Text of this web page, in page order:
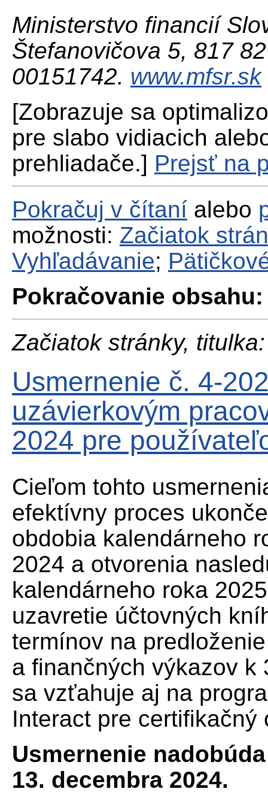
Ministerstvo financií
Štefanovičova 5, 817
00151742. www.mfsr.sk
[Zobrazuje sa
pre slabo vidiacich
prehliadače.] Prejsť na
Pokračuj v čítaní alebo
možnosti: Začiatok
Vyhľadávanie;
Pokračovanie obsahu:
Začiatok stránky, titulka:
Usmernenie č. 4-
uzávierkovým
2024 pre
Cieľom tohto
efektívny proces
obdobia kalendárneho
2024 a otvorenia
kalendárneho roka
uzavretie účtovných
termínov na
a finančných výkazov k
sa vzťahuje aj na
Interact pre
Usmernenie
13. decembra 2024.